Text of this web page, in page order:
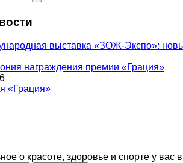
выставка «ЗОЖ-Экспо»:
награждения премии «Грация»
«Грация»
о красоте, здоровье и спорте у вас